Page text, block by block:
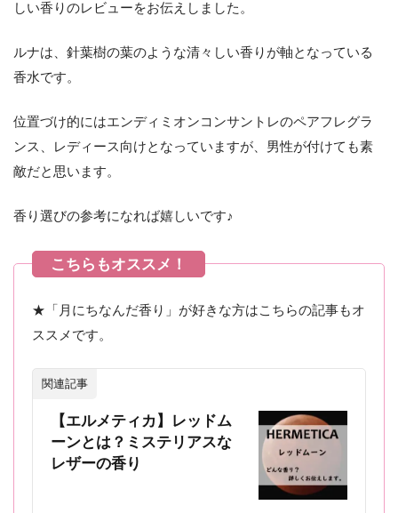
しい香りのレビューをお伝えしました。
ルナは、針葉樹の葉のような清々しい香りが軸となっている
香水です。
位置づけ的にはエンディミオンコンサントレのペアフレグラ
ンス、レディース向けとなっていますが、男性が付けても素
敵だと思います。
香り選びの参考になれば嬉しいです♪
★「月にちなんだ香り」が好きな方はこちらの記事もオ
ススメです。
関連記事
【エルメティカ】レッドム
ーンとは？ミステリアスな
レザーの香り